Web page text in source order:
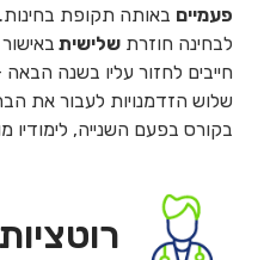
פעמיים באותה תקופת
לבחינה חוזרת שלישית
חייבים לחזור עליו בשנה
שלוש הזדמנויות לעבור את
בקורס בפעם השנייה, לימודיו